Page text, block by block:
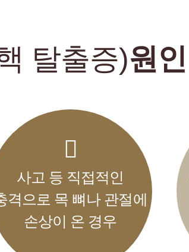
탈출증)원인
사고 등 직접적인
격으로 목 뼈나 관절에
손상이 온 경우